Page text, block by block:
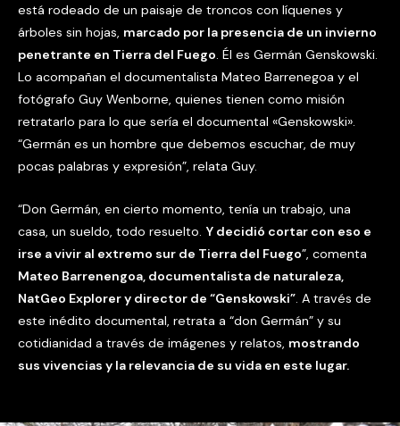
está rodeado de un paisaje de troncos con líquenes y
árboles sin hojas, marcado por la presencia de un invierno
penetrante en Tierra del Fuego. Él es Germán Genskowski.
Lo acompañan el documentalista Mateo Barrenegoa y el
fotógrafo Guy Wenborne, quienes tienen como misión
retratarlo para lo que sería el documental «Genskowski».
“Germán es un hombre que debemos escuchar, de muy
pocas palabras y expresión”, relata Guy.
“Don Germán, en cierto momento, tenía un trabajo, una
casa, un sueldo, todo resuelto. Y decidió cortar con eso e
irse a vivir al extremo sur de Tierra del Fuego”, comenta
Mateo Barrenengoa, documentalista de naturaleza,
NatGeo Explorer y director de “Genskowski”. A través de
este inédito documental, retrata a “don Germán” y su
cotidianidad a través de imágenes y relatos, mostrando
sus vivencias y la relevancia de su vida en este lugar.